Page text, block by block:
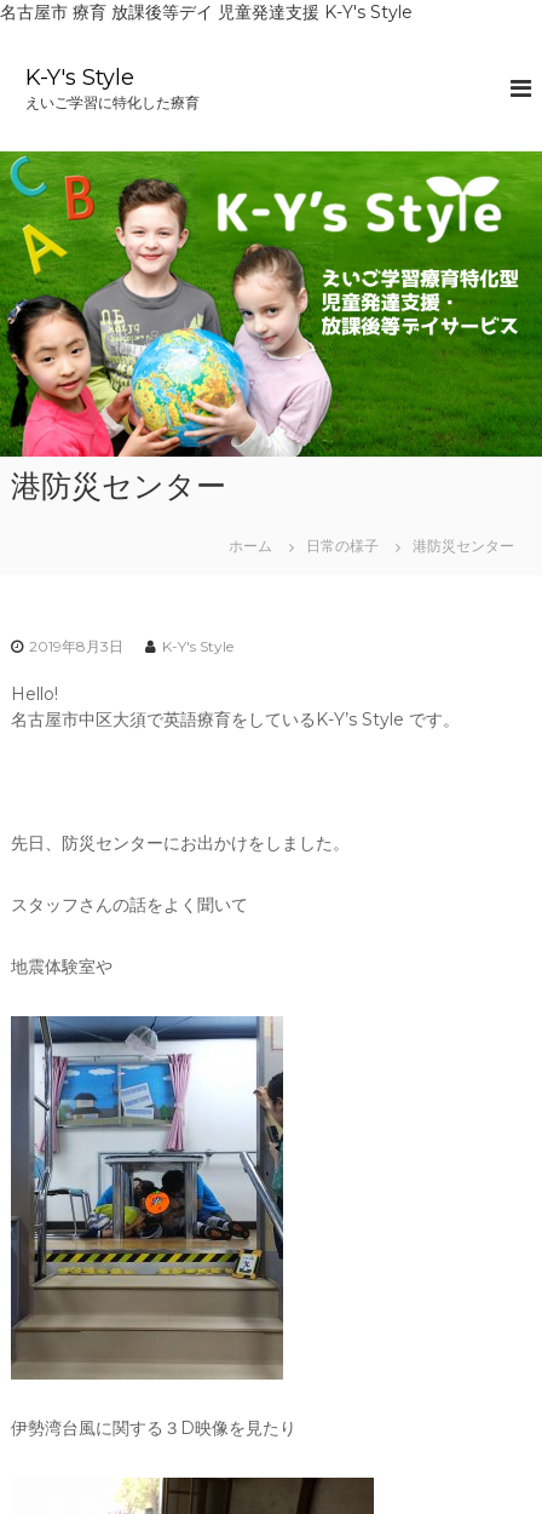
名古屋市 療育 放課後等デイ 児童発達支援 K-Y's Style
へ
ス
キ
ッ
プ
K-Y's Style
えいご学習に特化した療育
港防災センター
ホーム 日常の様子 港防災センター
2019年8月3日 K-Y's Style
Hello!
名古屋市中区大須で英語療育をしているK-Y’s Style です。
先日、防災センターにお出かけをしました。
スタッフさんの話をよく聞いて
地震体験室や
伊勢湾台風に関する３D映像を見たり